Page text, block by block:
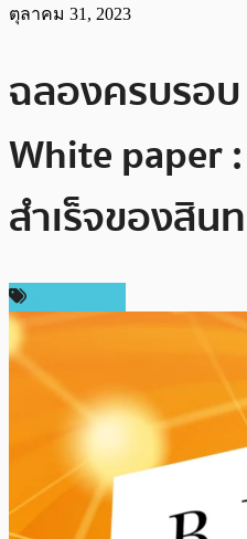
ตุลาคม 31, 2023
ฉลองครบรอ
White paper
สำเร็จของสิ